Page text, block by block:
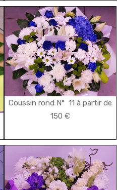
Coussin rond N° 11 à partir de
150 €